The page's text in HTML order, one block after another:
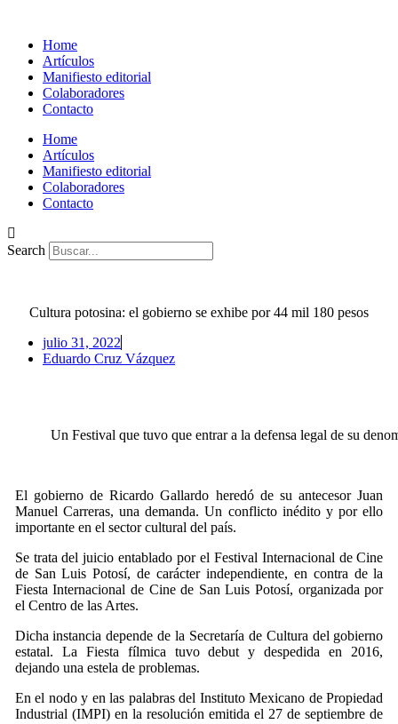
Home
Artículos
Manifiesto editorial
Colaboradores
Contacto
Home
Artículos
Manifiesto editorial
Colaboradores
Contacto
Search
Cultura potosina: el gobierno se exhibe por 44 mil 180 pesos
julio 31, 2022
Eduardo Cruz Vázquez
Un Festival que tuvo que entrar a la defensa legal de su
El gobierno de Ricardo Gallardo heredó de su antecesor Juan
Manuel Carreras, una demanda. Un conflicto inédito y por ello
importante en el sector cultural del país.
Se trata del juicio entablado por el Festival Internacional de Cine
de San Luis Potosí, de carácter independiente, en contra de la
Fiesta Internacional de Cine de San Luis Potosí, organizada por
el Centro de las Artes.
Dicha instancia depende de la Secretaría de Cultura del gobierno
estatal. La Fiesta fílmica tuvo debut y despedida en 2016,
dejando una estela de problemas.
En el nodo y en las palabras del Instituto Mexicano de Propiedad
Industrial (IMPI) en la resolución emitida el 27 de septiembre de